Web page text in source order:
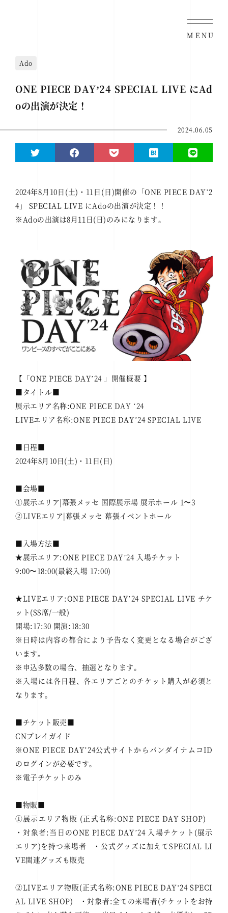
MENU
Ado
ONE PIECE DAYʼ24 SPECIAL LIVE にAd
oの出演が決定！
2024.06.05
2024年8月10日(土)・11日(日)開催の「ONE PIECE DAYʼ2
4」 SPECIAL LIVE にAdoの出演が決定！！
※Adoの出演は8月11日(日)のみになります。
【「ONE PIECE DAYʼ24 」開催概要 】
■タイトル■
展示エリア名称:ONE PIECE DAY ʻ24
LIVEエリア名称:ONE PIECE DAYʼ24 SPECIAL LIVE
■日程■
2024年8月10日(土)・11日(日)
■会場■
①展示エリア|幕張メッセ 国際展示場 展示ホール 1〜3
②LIVEエリア|幕張メッセ 幕張イベントホール
■入場方法■
★展示エリア:ONE PIECE DAYʼ24 入場チケット
9:00〜18:00(最終入場 17:00)
★LIVEエリア:ONE PIECE DAYʼ24 SPECIAL LIVE チケ
ット(SS席/一般)
開場:17:30 開演:18:30
※日時は内容の都合により予告なく変更となる場合がござ
います。
※申込多数の場合、抽選となります。
※入場には各日程、各エリアごとのチケット購入が必須と
なります。
■チケット販売■
CNプレイガイド
※ONE PIECE DAYʼ24公式サイトからバンダイナムコID
のログインが必要です。
※電子チケットのみ
■物販■
①展示エリア物販 (正式名称:ONE PIECE DAY SHOP)
・対象者:当日のONE PIECE DAYʼ24 入場チケット(展示
エリア)を持つ来場者 ・公式グッズに加えてSPECIAL LI
VE関連グッズも販売
②LIVEエリア物販(正式名称:ONE PIECE DAYʻ24 SPECI
AL LIVE SHOP) ・対象者:全ての来場者(チケットをお持